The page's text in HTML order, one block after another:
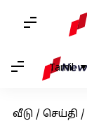
Tamil
வீடு / செய்தி /